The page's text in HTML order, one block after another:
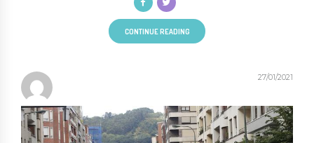
CONTINUE READING
27/01/2021